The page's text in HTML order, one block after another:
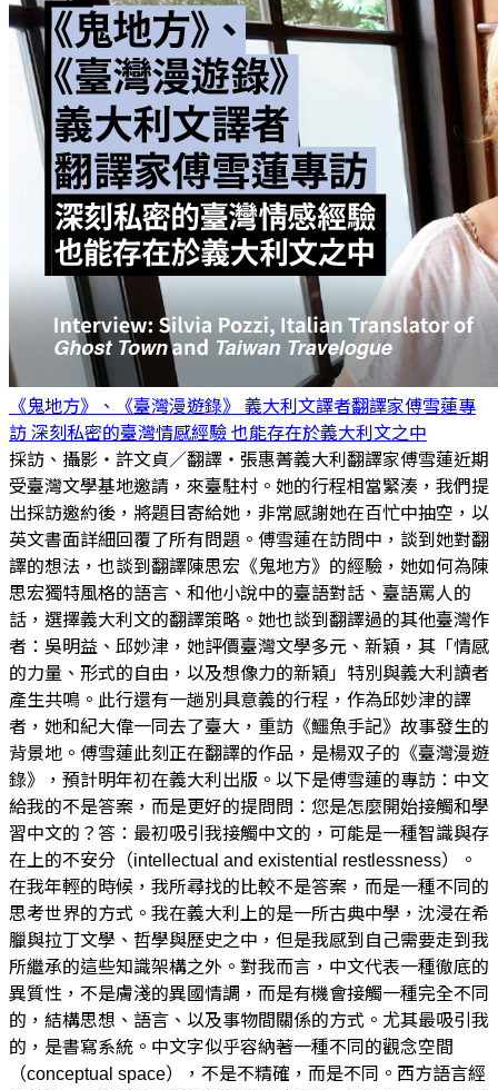
《鬼地方》、《臺灣漫遊錄》 義大利文譯者翻譯家傅雪蓮專
訪 深刻私密的臺灣情感經驗 也能存在於義大利文之中
採訪、攝影・許文貞／翻譯・張惠菁義大利翻譯家傅雪蓮近期
受臺灣文學基地邀請，來臺駐村。她的行程相當緊湊，我們提
出採訪邀約後，將題目寄給她，非常感謝她在百忙中抽空，以
英文書面詳細回覆了所有問題。傅雪蓮在訪問中，談到她對翻
譯的想法，也談到翻譯陳思宏《鬼地方》的經驗，她如何為陳
思宏獨特風格的語言、和他小說中的臺語對話、臺語罵人的
話，選擇義大利文的翻譯策略。她也談到翻譯過的其他臺灣作
者：吳明益、邱妙津，她評價臺灣文學多元、新穎，其「情感
的力量、形式的自由，以及想像力的新穎」特別與義大利讀者
產生共鳴。此行還有一趟別具意義的行程，作為邱妙津的譯
者，她和紀大偉一同去了臺大，重訪《鱷魚手記》故事發生的
背景地。傅雪蓮此刻正在翻譯的作品，是楊双子的《臺灣漫遊
錄》，預計明年初在義大利出版。以下是傅雪蓮的專訪：中文
給我的不是答案，而是更好的提問問：您是怎麼開始接觸和學
習中文的？答：最初吸引我接觸中文的，可能是一種智識與存
在上的不安分（intellectual and existential restlessness）。
在我年輕的時候，我所尋找的比較不是答案，而是一種不同的
思考世界的方式。我在義大利上的是一所古典中學，沈浸在希
臘與拉丁文學、哲學與歷史之中，但是我感到自己需要走到我
所繼承的這些知識架構之外。對我而言，中文代表一種徹底的
異質性，不是膚淺的異國情調，而是有機會接觸一種完全不同
的，結構思想、語言、以及事物間關係的方式。尤其最吸引我
的，是書寫系統。中文字似乎容納著一種不同的觀念空間
（conceptual space），不是不精確，而是不同。西方語言經